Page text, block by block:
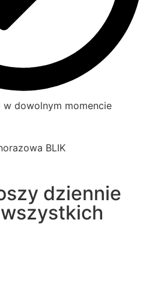
dowolnym momencie
BLIK
dziennie